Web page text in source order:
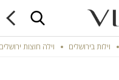
וילות בירושלים וילה חוצות